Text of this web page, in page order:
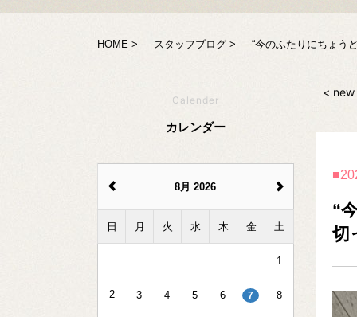
HOME スタッフブログ “今のふたりにちょう
< new
“
切
Calender
カレンダー
8月 2026
日 月 火 水 木 金 土
1
2 3 4 5 6 7 8